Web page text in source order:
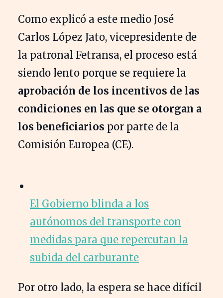
Como explicó a este medio José
Carlos López Jato, vicepresidente de
la patronal Fetransa, el proceso está
siendo lento porque se requiere la
aprobación de los incentivos de las
condiciones en las que se otorgan a
los beneficiarios por parte de la
Comisión Europea (CE).
El Gobierno blinda a los
autónomos del transporte con
medidas para que repercutan la
subida del carburante
Por otro lado, la espera se hace difícil